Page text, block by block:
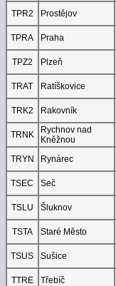
TPR2
Prostějov
TPRA
Praha
TPZ2
Plzeň
TRAT
Ratíškovice
TRK2
Rakovník
TRNK
Rychnov nad
Kněžnou
TRYN
Rynárec
TSEC
Seč
TSLU
Šluknov
TSTA
Staré Město
TSUS
Sušice
TTRE
Třebíč